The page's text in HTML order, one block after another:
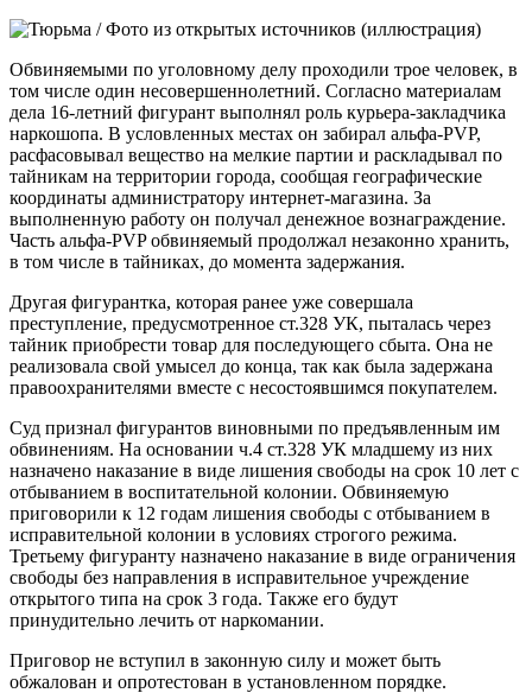
Обвиняемыми по уголовному делу проходили трое человек, в
том числе один несовершеннолетний. Согласно материалам
дела 16-летний фигурант выполнял роль курьера-закладчика
наркошопа. В условленных местах он забирал альфа-PVP,
расфасовывал вещество на мелкие партии и раскладывал по
тайникам на территории города, сообщая географические
координаты администратору интернет-магазина. За
выполненную работу он получал денежное вознаграждение.
Часть альфа-PVP обвиняемый продолжал незаконно хранить,
в том числе в тайниках, до момента задержания.
Другая фигурантка, которая ранее уже совершала
преступление, предусмотренное ст.328 УК, пыталась через
тайник приобрести товар для последующего сбыта. Она не
реализовала свой умысел до конца, так как была задержана
правоохранителями вместе с несостоявшимся покупателем.
Суд признал фигурантов виновными по предъявленным им
обвинениям. На основании ч.4 ст.328 УК младшему из них
назначено наказание в виде лишения свободы на срок 10 лет с
отбыванием в воспитательной колонии. Обвиняемую
приговорили к 12 годам лишения свободы с отбыванием в
исправительной колонии в условиях строгого режима.
Третьему фигуранту назначено наказание в виде ограничения
свободы без направления в исправительное учреждение
открытого типа на срок 3 года. Также его будут
принудительно лечить от наркомании.
Приговор не вступил в законную силу и может быть
обжалован и опротестован в установленном порядке.